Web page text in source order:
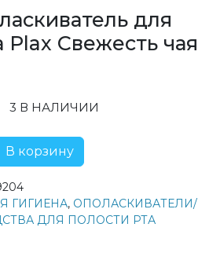
для
Plax Свежесть чая
3 В НАЛИЧИИ
В корзину
ГИГИЕНА, ОПОЛАСКИВАТЕЛИ/
ДЛЯ ПОЛОСТИ РТА